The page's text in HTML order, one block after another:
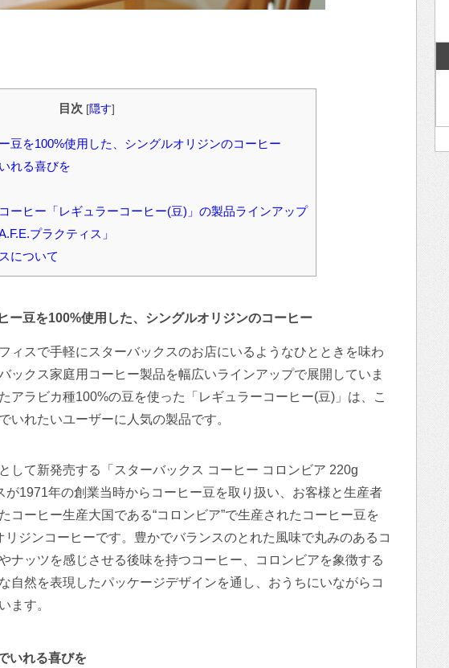
目次 [隠す]
豆を100%使用した、シングルオリジンのコーヒー
れる喜びを
ーヒー「レギュラーコーヒー(豆)」の製品ラインアップ
プラクティス」
について
ー豆を100%使用した、シングルオリジンのコーヒー
ィスで手軽にスターバックスのお店にいるようなひとときを味わ
ックス家庭用コーヒー製品を幅広いラインアップで展開していま
アラビカ種100%の豆を使った「レギュラーコーヒー(豆)」は、こ
いれたいユーザーに人気の製品です。
して新発売する「スターバックス コーヒー コロンビア 220g
が1971年の創業当時からコーヒー豆を取り扱い、お客様と生産者
コーヒー生産大国である“コロンビア”で生産されたコーヒー豆を
ジンコーヒーです。豊かでバランスのとれた風味で丸みのあるコ
ナッツを感じさせる後味を持つコーヒー、コロンビアを象徴する
自然を表現したパッケージデザインを通し、おうちにいながらコ
ます。
いれる喜びを